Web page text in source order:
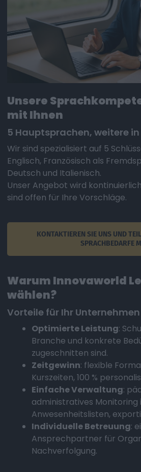
Unsere
mit Ihnen
5 Hauptsprachen, weitere
Wir sind spezialisiert auf 5
Englisch, Französisch als
Deutsch und Italienisch.
Unser Angebot wird
sind offen für Ihre Vorschläge.
KONTAKTIEREN SIE UNS UND
SPRACHBEDARFE
Warum Innovaworld
wählen?
Vorteile für Ihr Unternehmen
Optimierte Leistung:
Branche und konkrete
zugeschnitten sind.
Zeitgewinn: flexible
Kurszeiten, 100 %
Einfache Verwaltung:
administratives Monitoring
Anwesenheitslisten,
Individuelle Betreuung:
Ansprechpartner für
Nachverfolgung.